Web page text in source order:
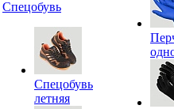
Спецобувь
Спецобувь
летняя